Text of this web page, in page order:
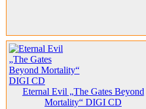
Eternal Evil „The Gates Beyond
Mortality“ DIGI CD